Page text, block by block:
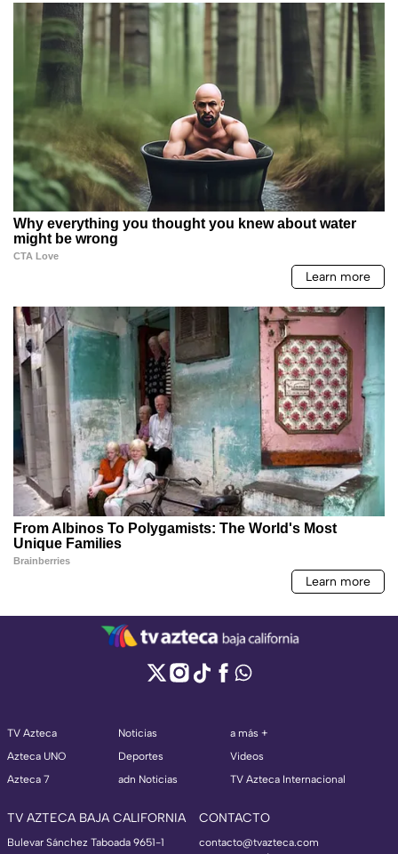
TV Azteca
Azteca UNO
Azteca 7
Noticias
Deportes
adn Noticias
a más +
Videos
TV Azteca Internacional
TV AZTECA BAJA CALIFORNIA
Bulevar Sánchez Taboada 9651-1
CONTACTO
contacto@tvazteca.com